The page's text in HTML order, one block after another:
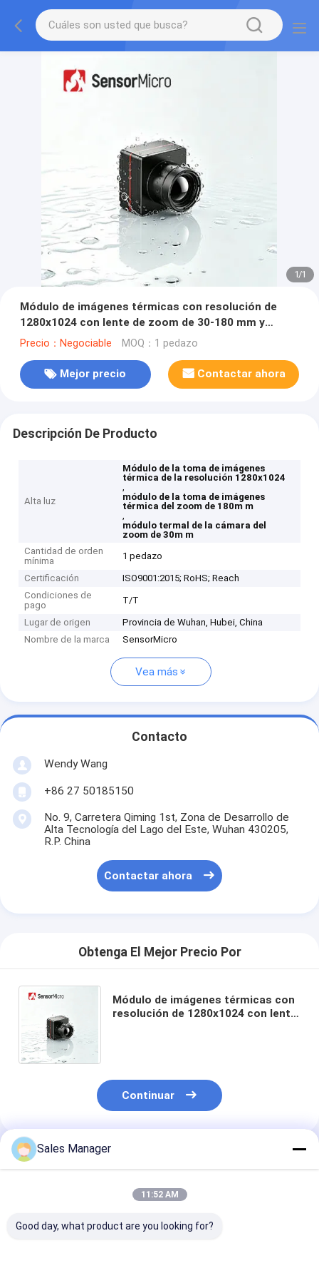
1/1
Módulo de imágenes térmicas con resolución de
1280x1024 con lente de zoom de 30-180 mm y
detector LWIR no refrigerado
Precio：Negociable MOQ：1 pedazo
Mejor precio Contactar ahora
Descripción De Producto
Alta luz
Módulo de la toma de imágenes
térmica de la resolución 1280x1024
,
módulo de la toma de imágenes
térmica del zoom de 180m m
,
módulo termal de la cámara del
zoom de 30m m
Cantidad de orden
mínima
1 pedazo
Certificación
ISO9001:2015; RoHS; Reach
Condiciones de
pago
T/T
Lugar de origen
Provincia de Wuhan, Hubei, China
Nombre de la marca
SensorMicro
Vea más
Contacto
Wendy Wang
+86 27 50185150
No. 9, Carretera Qiming 1st, Zona de Desarrollo de
Alta Tecnología del Lago del Este, Wuhan 430205,
R.P. China
Contactar ahora
Obtenga El Mejor Precio Por
Módulo de imágenes térmicas con
resolución de 1280x1024 con lente
Continuar
Productos Recomendados
Sales Manager
11:52 AM
Good day, what product are you looking for?